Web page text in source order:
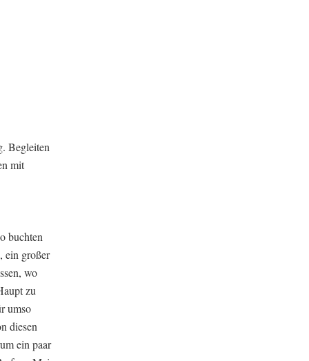
Begleiten
mit
buchten
ein großer
wo
zu
umso
diesen
ein paar